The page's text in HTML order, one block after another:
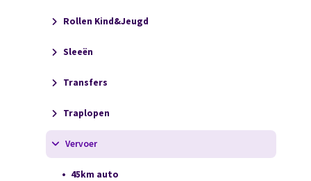
Rollen Kind&Jeugd
Sleeën
Transfers
Traplopen
Vervoer
45km auto